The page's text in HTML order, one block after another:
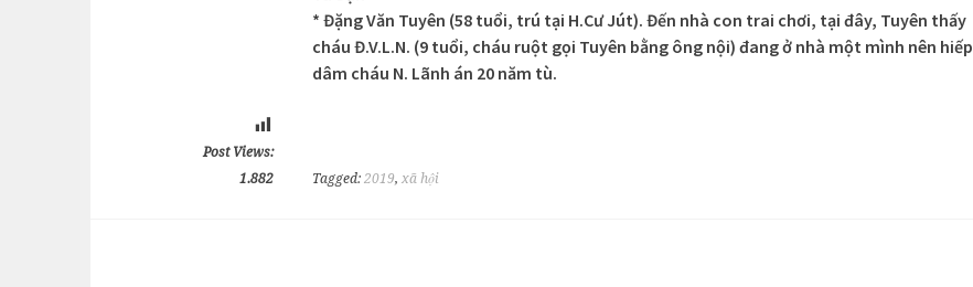
* Đặng Văn Tuyên (58 tuổi, trú tại H.Cư Jút). Đến nhà con trai chơi, tại đây, Tuyên thấy
cháu Đ.V.L.N. (9 tuổi, cháu ruột gọi Tuyên bằng ông nội) đang ở nhà một mình nên hiếp
dâm cháu N. Lãnh án 20 năm tù.
Post Views:
1.882
Tagged: 2019, xã hội